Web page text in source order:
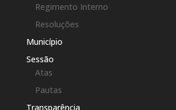
Regimento Interno
Resoluções
Município
Sessão
Atas
Pautas
Transparência